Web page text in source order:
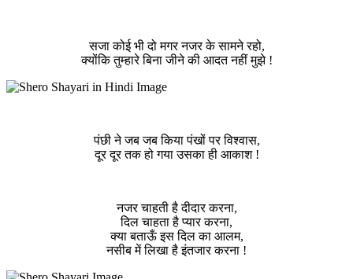
सजा कोई भी दो मगर नजर के सामने रहो,
क्योंकि तुम्हारे बिना जीने की आदत नहीं मुझे !
पंछी ने जब जब किया पंखों पर विश्वास,
दूर दूर तक हो गया उसका ही आकाश !
नजर चाहती है दीदार करना,
दिल चाहता है प्यार करना,
क्या बताऊँ इस दिल का आलम,
नसीब में लिखा है इंतजार करना !